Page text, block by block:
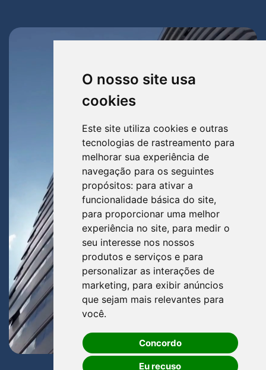
O nosso site usa
cookies
Este site utiliza cookies e outras
tecnologias de rastreamento para
melhorar sua experiência de
navegação para os seguintes
propósitos: para ativar a
funcionalidade básica do site,
para proporcionar uma melhor
experiência no site, para medir o
seu interesse nos nossos
produtos e serviços e para
personalizar as interações de
marketing, para exibir anúncios
que sejam mais relevantes para
você.
Concordo
Eu recuso